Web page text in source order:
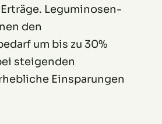
Leguminosen-
den
um bis zu 30%
steigenden
Einsparungen